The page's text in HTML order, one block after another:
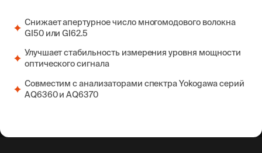
Снижает апертурное число многомодового волокна
GI50 или GI62.5
Улучшает стабильность измерения уровня мощности
оптического сигнала
Совместим с анализаторами спектра Yokogawa серий
AQ6360 и AQ6370